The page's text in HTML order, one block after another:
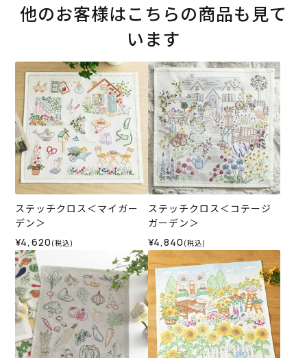
他のお客様はこちらの商品も見て
います
ステッチクロス＜マイガー
デン＞
¥4,620 (税込)
ステッチクロス＜コテージ
ガーデン＞
¥4,840 (税込)